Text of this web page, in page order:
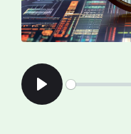
Play